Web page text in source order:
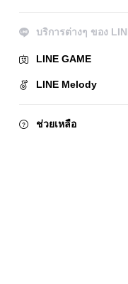
บริการต่างๆ ของ
LINE GAME
LINE Melody
ช่วยเหลือ